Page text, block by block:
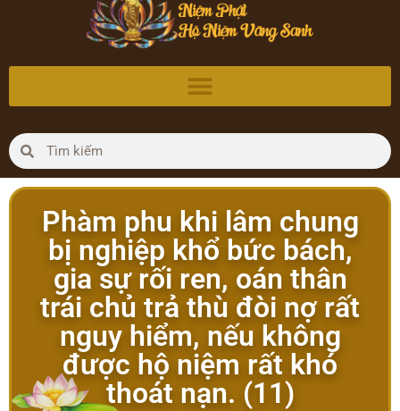
Phàm phu khi lâm chung
bị nghiệp khổ bức bách,
gia sự rối ren, oán thân
trái chủ trả thù đòi nợ rất
nguy hiểm, nếu không
được hộ niệm rất khó
thoát nạn. (11)